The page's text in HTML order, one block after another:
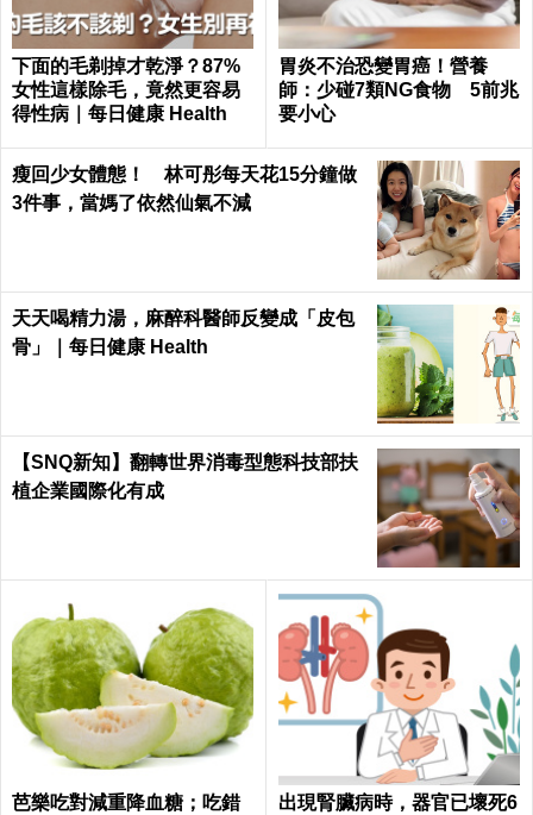
下面的毛剃掉才乾淨？87%
女性這樣除毛，竟然更容易
得性病｜每日健康 Health
胃炎不治恐變胃癌！營養
師：少碰7類NG食物 5前兆
要小心
瘦回少女體態！ 林可彤每天花15分鐘做
3件事，當媽了依然仙氣不減
天天喝精力湯，麻醉科醫師反變成「皮包
骨」｜每日健康 Health
【SNQ新知】翻轉世界消毒型態科技部扶
植企業國際化有成
芭樂吃對減重降血糖；吃錯
出現腎臟病時，器官已壞死6